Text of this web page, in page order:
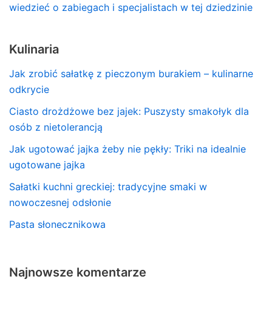
wiedzieć o zabiegach i specjalistach w tej dziedzinie
Kulinaria
Jak zrobić sałatkę z pieczonym burakiem – kulinarne
odkrycie
Ciasto drożdżowe bez jajek: Puszysty smakołyk dla
osób z nietolerancją
Jak ugotować jajka żeby nie pękły: Triki na idealnie
ugotowane jajka
Sałatki kuchni greckiej: tradycyjne smaki w
nowoczesnej odsłonie
Pasta słonecznikowa
Najnowsze komentarze